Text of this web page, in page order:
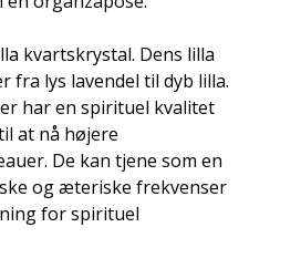
kvartskrystal. Dens lilla
fra lys lavendel til dyb lilla.
har en spirituel kvalitet
at nå højere
De kan tjene som en
og æteriske frekvenser
for spirituel